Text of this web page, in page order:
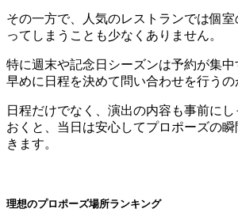
その一方で、人気のレストランでは個室
ってしまうことも少なくありません。
特に週末や記念日シーズンは予約が集中
早めに日程を決めて問い合わせを行うの
日程だけでなく、演出の内容も事前に
おくと、当日は安心してプロポーズの
きます。
理想のプロポーズ場所ランキング